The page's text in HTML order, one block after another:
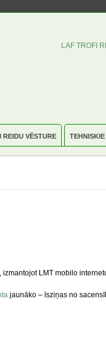
LAF TROFI
REIDU VĒSTURE
LMT mobilo
jaunāko – īsziņas no